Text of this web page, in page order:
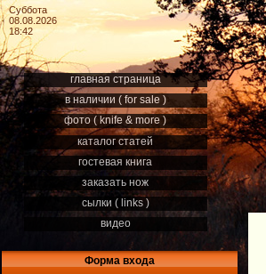
Суббота
08.08.2026
18:42
главная страница
в наличии ( for sale )
фото ( knife & more )
каталог статей
гостевая книга
заказать нож
сылки ( links )
видео
Форма входа